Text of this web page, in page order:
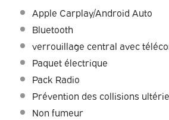
Apple Carplay/Android Auto
Bluetooth
verrouillage central avec
Paquet électrique
Pack Radio
Prévention des collisions
Non fumeur